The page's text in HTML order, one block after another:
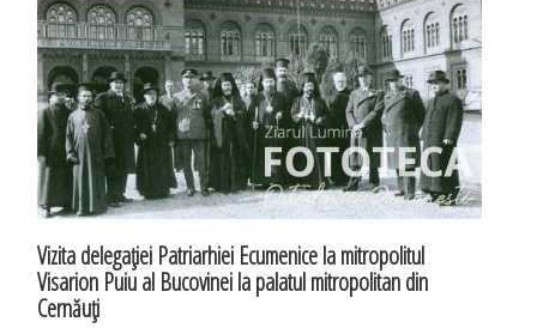
Vizita delegaţiei Patriarhiei Ecumenice la mitropolitul
Visarion Puiu al Bucovinei la palatul mitropolitan din
Cernăuţi